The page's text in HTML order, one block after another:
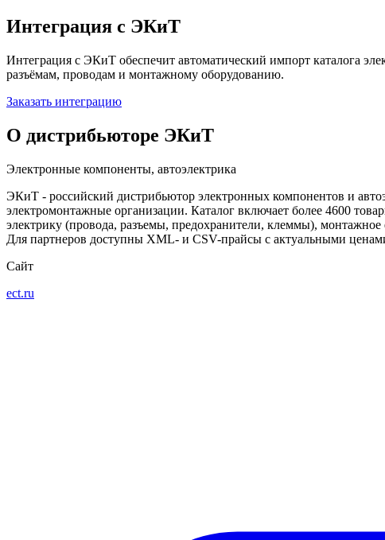
Интеграция с ЭКиТ
Интеграция с ЭКиТ обеспечит автоматический импорт каталога
разъёмам, проводам и монтажному оборудованию.
Заказать интеграцию
О дистрибьюторе ЭКиТ
Электронные компоненты, автоэлектрика
ЭКиТ - российский дистрибьютор электронных компонентов и
электромонтажные организации. Каталог включает более 4600
электрику (провода, разъемы, предохранители, клеммы),
Для партнеров доступны XML- и CSV-прайсы с актуальными
Сайт
ect.ru